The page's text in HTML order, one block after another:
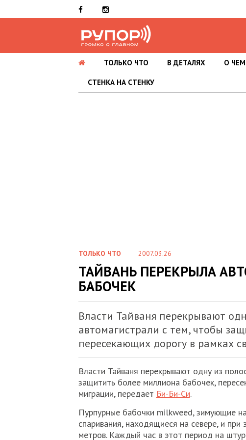
ТОЛЬКО ЧТО В ДЕТАЛЯХ О
СТЕНКА НА СТЕНКУ
ТОЛЬКО ЧТО 2007.03.26
ТАЙВАНЬ ПЕРЕКРЫЛА
БАБОЧЕК
Власти Тайваня перекрывают
автомагистрали с тем, чтобы
пересекающих дорогу в рамках
Власти Тайваня перекрывают одну из
защитить более миллиона бабочек,
миграции, передает Би-Би-Си.
Пурпурные бабочки milkweed, зимующие
спаривания, находящиеся на севере, и
метров. Каждый час в этот период на